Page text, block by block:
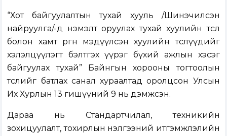
“Хот байгуулалтын тухай хууль /Шинэчилсэн
найруулга/-д нэмэлт оруулах тухай хуулийн төсөл
болон хамт өргөн мэдүүлсэн хуулийн төслүүдийг
хэлэлцүүлэгт бэлтгэх үүрэг бүхий ажлын хэсэг
байгуулах тухай” Байнгын хорооны тогтоолын
төслийг батлах санал хураалтад оролцсон Улсын
Их Хурлын 13 гишүүний 9 нь дэмжсэн.
Дараа нь Стандартчилал, техникийн
зохицуулалт, тохирлын үнэлгээний итгэмжлэлийн